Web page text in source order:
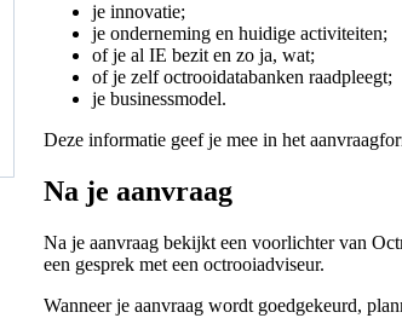
je innovatie;
je onderneming en huidige activiteiten;
of je al IE bezit en zo ja, wat;
of je zelf octrooidatabanken raadpleegt;
je businessmodel.
Deze informatie geef je mee in het
Na je aanvraag
Na je aanvraag bekijkt een voorlichter van
een gesprek met een octrooiadviseur.
Wanneer je aanvraag wordt goedgekeurd,